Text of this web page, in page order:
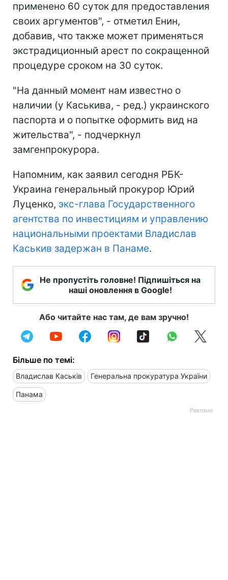
применено 60 суток для предоставления
своих аргументов", - отметил Енин,
добавив, что также может применяться
экстрадиционный арест по сокращенной
процедуре сроком на 30 суток.
"На данный момент нам известно о
наличии (у Каськива, - ред.) украинского
паспорта и о попытке оформить вид на
жительства", - подчеркнул
замгенпрокурора.
Напомним, как заявил сегодня РБК-
Украина генеральный прокурор Юрий
Луценко, экс-глава Государственного
агентства по инвестициям и управлению
национальными проектами Владислав
Каськив задержан в Панаме.
Не пропустіть головне! Підпишіться на
наші оновлення в Google!
Або читайте нас там, де вам зручно!
Більше по темі:
Владислав Каськів Генеральна прокуратура України
Панама